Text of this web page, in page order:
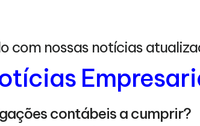
com nossas notícias
contábeis a cumprir?